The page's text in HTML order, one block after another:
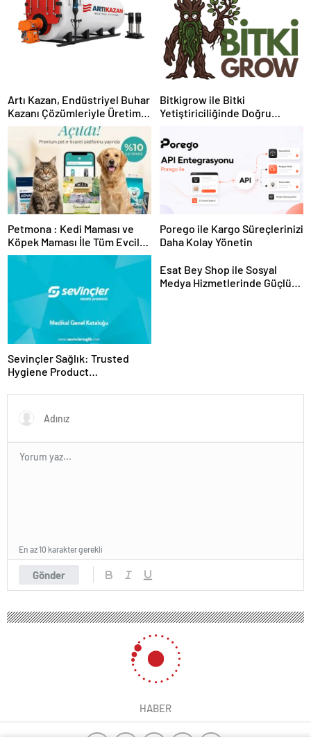
Artı Kazan, Endüstriyel Buhar
Kazanı Çözümleriyle Üretim
Tesislerine Verimli Sistemler
Sunuyor
Bitkigrow ile Bitki
Yetiştiriciliğinde Doğru
Petmona : Kedi Maması ve
Köpek Maması İle Tüm Evcil
Hayvan Ürünleri
Porego ile Kargo Süreçlerinizi
Daha Kolay Yönetin
Sevinçler Sağlık: Trusted
Hygiene Product
Esat Bey Shop ile Sosyal
Medya Hizmetlerinde Güçlü
Gönder
En az 10 karakter gerekli
HABER